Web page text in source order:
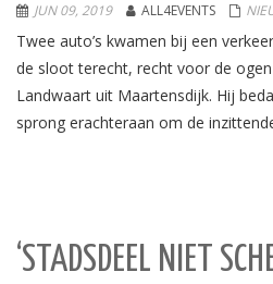
JUN 09, 2019 ALL4EVENTS
Twee auto’s kwamen bij een
de sloot terecht, recht voor de
Landwaart uit Maartensdijk. Hij
sprong erachteraan om de
‘STADSDEEL NIET